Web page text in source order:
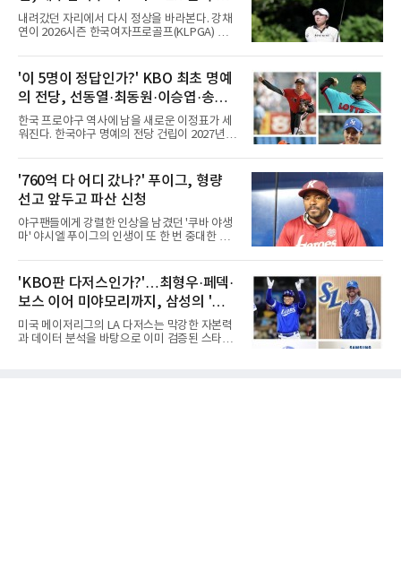
많은 숫자는 아니다. 메이저리그는 팀당 162경
기, 일본프로야구도 143~144경기를 치른다. 숫
자만 놓고 보면 KBO가 유난히 혹사 구조라고 말
비교하기 어려울 정도로 폭염이 길어지고 강해
지고 있다. 여기에 장마, 이
두
내려갔던 자리에서 다시 정상을 바라본다. 강채
연이 2026시즌 한국여자프로골프(KLPGA) 투어
억 원, 우승상금 1억8000만 원) 2라운드에서 단
독 선두로 도약했다.강채연은 7일 제주도 서귀
포의 테디밸리 골프앤리조트(파72)에서 열린 2
라운드에서 버디 5개와 보기 1개를 묶어 4언더
파 68타를 쳤다. 중간합계 9언더파 135타로 전
날 공동 4위에서 선두로 올라섰다. 공동 2위 그
룹(8언더파 136타)과는 한 타 차다.이 대회는 그
받았으나, 지난해 상금순위 75위에 그쳐 시드순
위전으로 밀렸고 본선에서도 78위에
'이 5명이 정답인가?' KBO 최초 명예
의 전당, 선동열·최동원·이승엽·송진
우·김응용을 둘러싼 논쟁
한국 프로야구 역사에 남을 새로운 이정표가 세
워진다. 한국야구 명예의 전당 건립이 2027년으
문으로 향하고 있다. "누가 한국 야구 최초의 명
예의 전당 헌액자가 될 것인가?"현재 가장 많이
거론되는 후보군은 선동열, 최동원, 이승엽, 송
진우, 그리고 김응용 감독이다. 한국 야구의 시
대별 상징성과 업적을 고려하면 충분히 설득력
있는 이름들이다.선동열은 한국 야구가 배출한
최고의 투수로 평가받는다. 해태 시절 통산 146
프로야구에서도 성공하며 한국 선수의 해외 진
출 가능성을 보여준 상징적인 존
'760억 다 어디 갔나?' 푸이그, 형량
선고 앞두고 파산 신청
야구팬들에게 강렬한 인상을 남겼던 '쿠바 야생
마' 야시엘 푸이그의 인생이 또 한 번 중대한 갈
거액을 벌었던 푸이그가 연방 사건 선고를 앞두
고 파산보호를 신청했다.푸이그는 최근 미국 플
로리다 파산 법원에 챕터11 파산보호 신청을 냈
다. 챕터11은 기업이나 개인이 채권자들과 협의
를 통해 재정 구조를 재편할 수 있도록 돕는 제도
다.미 매체들에 따르면 푸이그의 자산 규모는
1000만~5000만 달러(약 146억~730억 원), 부
'KBO판 다저스인가?'…최형우·페덱·
보스 이어 미야모리까지, 삼성의 '스펙
만렙' 승부수
미국 메이저리그의 LA 다저스는 막강한 자본력
과 데이터 분석을 바탕으로 이미 검증된 스타들